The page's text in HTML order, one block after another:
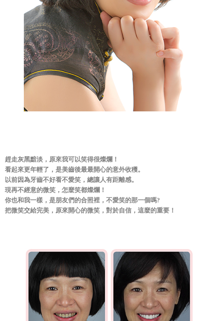
趕走灰黑黯淡，原來我可以笑得很燦爛！
看起來更年輕了，是美齒後最最開心的意外收穫。
以前因為牙齒不好看不愛笑，總讓人有距離感。
現再不經意的微笑，怎麼笑都燦爛！
你也和我一樣，是朋友們的合照裡，不愛笑的那一個嗎?
把微笑交給完美，原來開心的微笑，對於自信，這麼的重要！